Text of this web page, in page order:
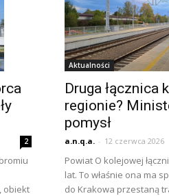
2
obiekt
Aktualności
Druga łącznica
regionie?
pomysł
a.n.q.a. - 12 czerwca 2026
Powiat O kolejowej
lat. To właśnie ona ma
do Krakowa przestaną